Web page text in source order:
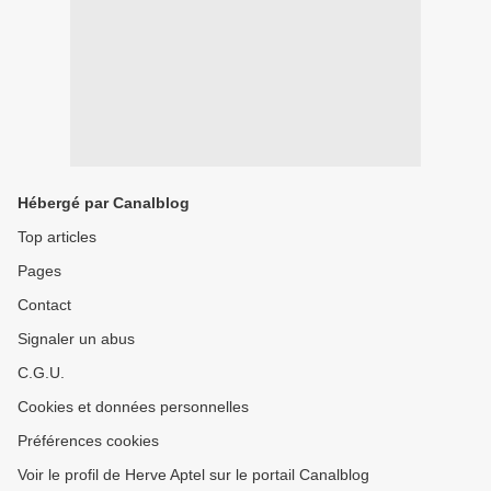
Hébergé par Canalblog
Top articles
Pages
Contact
Signaler un abus
C.G.U.
Cookies et données personnelles
Préférences cookies
Voir le profil de Herve Aptel sur le portail Canalblog